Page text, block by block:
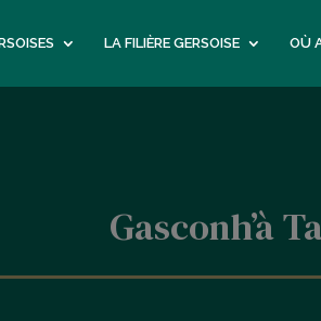
LA FILIÈRE GERSOISE OÙ
Gasconh’à